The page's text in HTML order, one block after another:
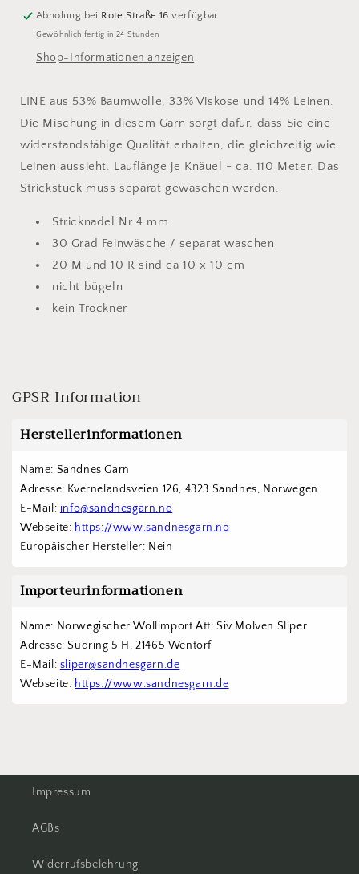
Abholung bei Rote Straße 16 verfügbar
Gewöhnlich fertig in 24 Stunden
Shop-Informationen anzeigen
LINE aus 53% Baumwolle, 33% Viskose und 14% Leinen.
Die Mischung in diesem Garn sorgt dafür, dass Sie eine
widerstandsfähige Qualität erhalten, die gleichzeitig wie
Leinen aussieht. Lauflänge je Knäuel = ca. 110 Meter. Das
Strickstück muss separat gewaschen werden.
Stricknadel Nr 4 mm
30 Grad Feinwäsche / separat waschen
20 M und 10 R sind ca 10 x 10 cm
nicht bügeln
kein Trockner
GPSR Information
Herstellerinformationen
Name: Sandnes Garn
Adresse: Kvernelandsveien 126, 4323 Sandnes, Norwegen
E-Mail: info@sandnesgarn.no
Webseite: https://www.sandnesgarn.no
Europäischer Hersteller: Nein
Importeurinformationen
Name: Norwegischer Wollimport Att: Siv Molven Sliper
Adresse: Südring 5 H, 21465 Wentorf
E-Mail: sliper@sandnesgarn.de
Webseite: https://www.sandnesgarn.de
Impressum
AGBs
Widerrufsbelehrung